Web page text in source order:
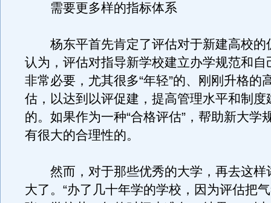
需要更多样的指标体系
杨东平首先肯定了评估对于新建高校的
认为，评估对指导新学校建立办学规范和自
非常必要，尤其很多“年轻”的、刚刚升格的
估，以达到以评促建，提高管理水平和制度
的。如果作为一种“合格评估”，帮助新大学
有很大的合理性的。
然而，对于那些优秀的大学，再去这样
大了。“办了几十年学的学校，因为评估把